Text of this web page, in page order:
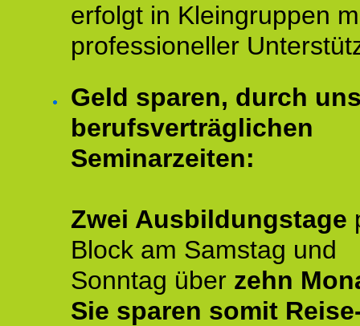
erfolgt in Kleingruppen
professioneller
Geld sparen, durch
berufsverträglichen
Seminarzeiten:
Zwei Ausbildungstage
Block am Samstag und
Sonntag über zehn
Sie sparen somit